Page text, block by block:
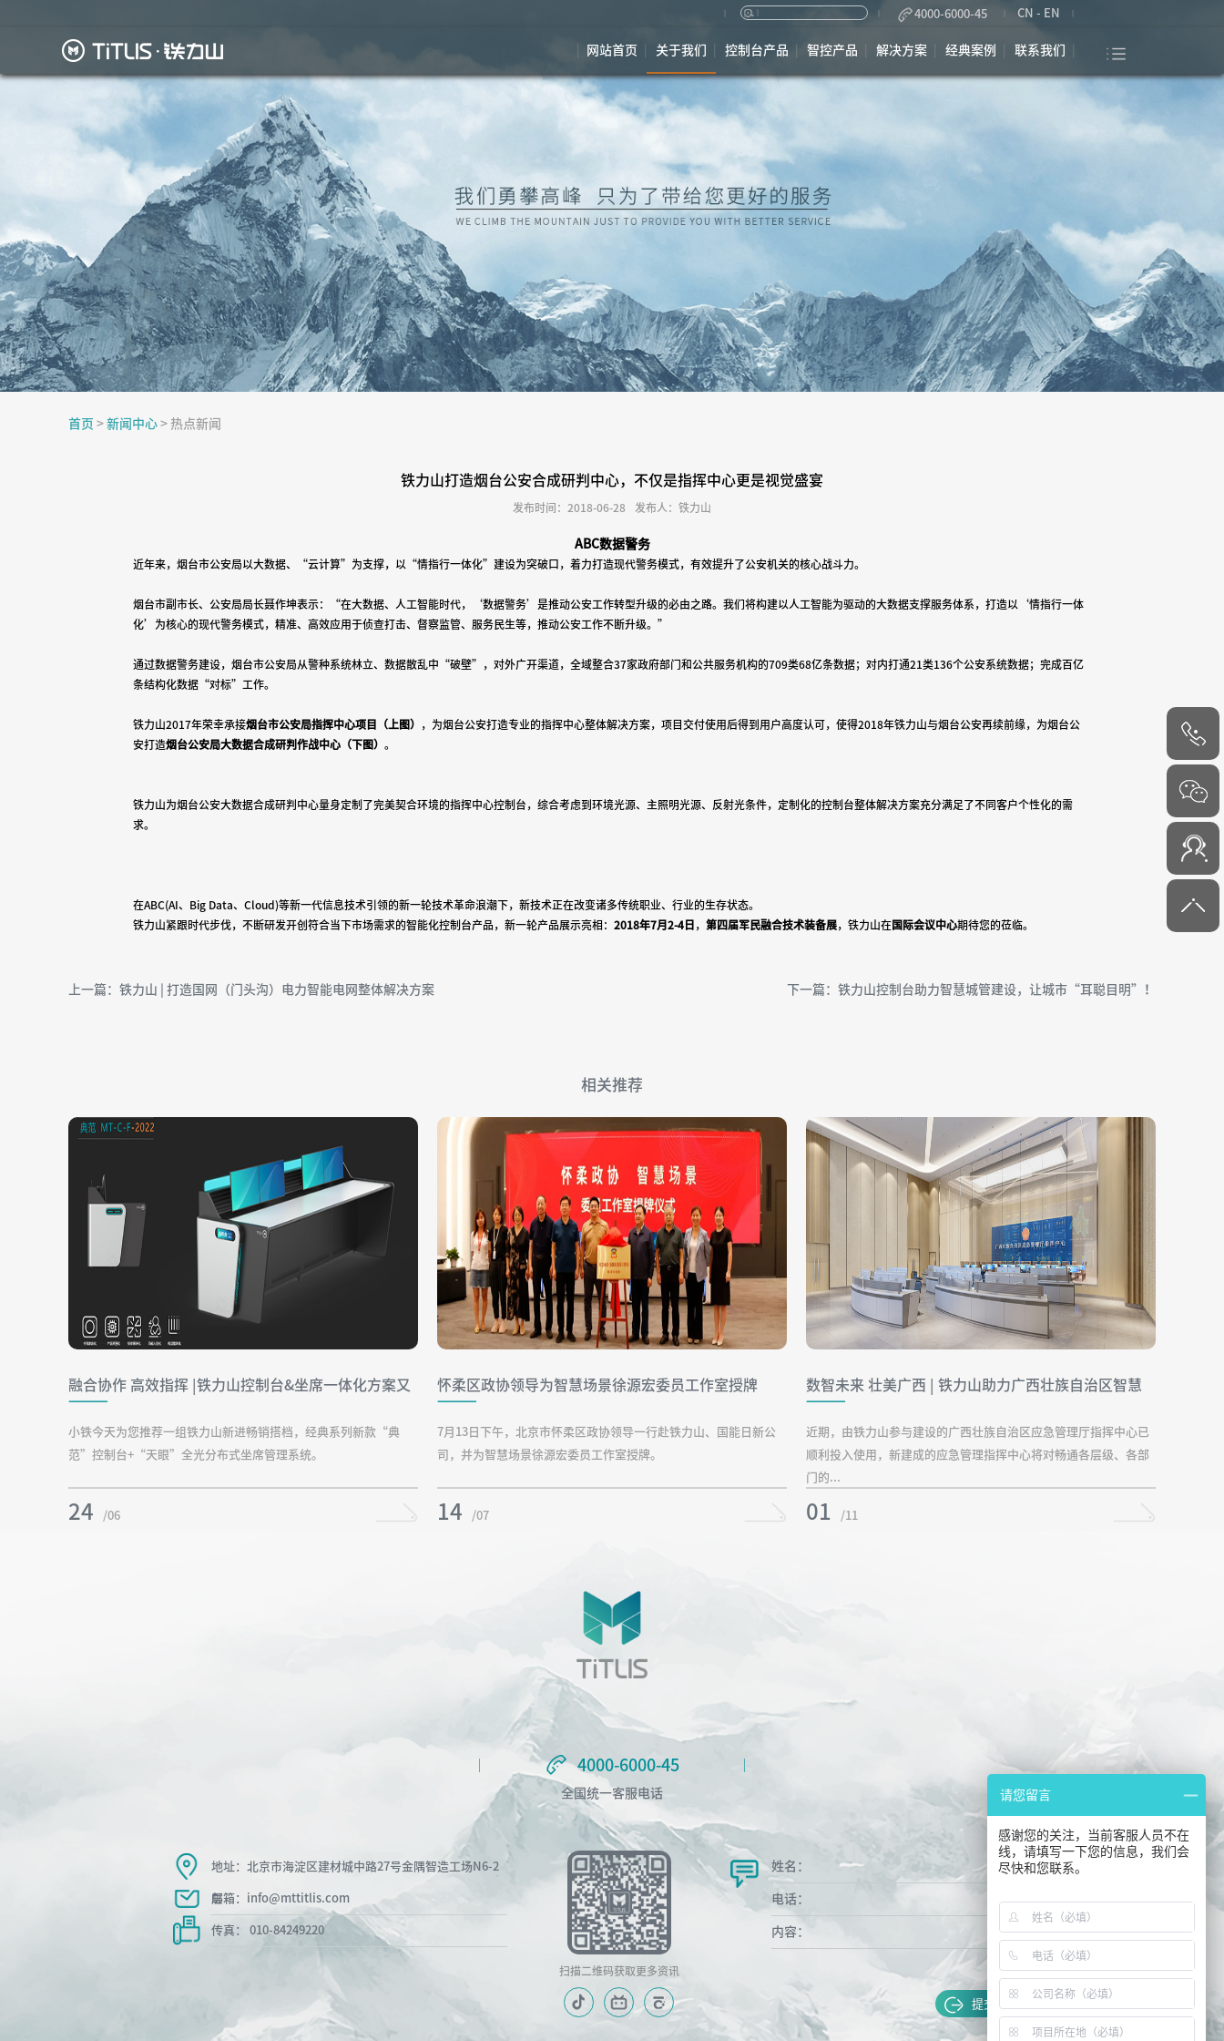
4000-6000-45 CN - EN
网站首页 关于我们 控制台产品 智控产品 解决方案 经典案例 联系我们
首页 > 新闻中心> 热点新闻
铁力山打造烟台公安合成研判中心，不仅是指挥中心更是视觉盛宴
发布时间：2018-06-28 发布人：铁力山
ABC数据警务
近年来，烟台市公安局以大数据、“云计算”为支撑，以“情指行一体化”建设为突破口，着力打造现代警务模式，有效提升了公安机关的核心战斗力。
烟台市副市长、公安局局长聂作坤表示： “在大数据、人工智能时代， ‘数据警务’是推动公安工作转型升级的必由之路。我们将构建以人工智能为驱动的大数据支撑服务体系，打造以 ‘情指行一体
化’ 为核心的现代警务模式，精准、高效应用于侦查打击、督察监管、服务民生等，推动公安工作不断升级。”
通过数据警务建设，烟台市公安局从警种系统林立、数据散乱中 “破壁” ，对外广开渠道，全域整合37家政府部门和公共服务机构的709类68亿条数据；对内打通21类136个公安系统数据；完成百亿
条结构化数据 “对标” 工作。
铁力山2017年荣幸承接烟台市公安局指挥中心项目（上图） ，为烟台公安打造专业的指挥中心整体解决方案，项目交付使用后得到用户高度认可，使得2018年铁力山与烟台公安再续前缘，为烟台公
安打造烟台公安局大数据合成研判作战中心（下图） 。
铁力山为烟台公安大数据合成研判中心量身定制了完美契合环境的指挥中心控制台，综合考虑到环境光源、主照明光源、反射光条件，定制化的控制台整体解决方案充分满足了不同客户个性化的需
求。
在ABC(AI、Big Data、Cloud)等新一代信息技术引领的新一轮技术革命浪潮下，新技术正在改变诸多传统职业、行业的生存状态。
铁力山紧跟时代步伐，不断研发开创符合当下市场需求的智能化控制台产品，新一轮产品展示亮相：2018年7月2-4 日 ，第四届军民融合技术装备展，铁力山在国际会议中心期待您的莅临。
上一篇：铁力山 | 打造国网（门头沟）电力智能电网整体解决方案 下一篇：铁力山控制台助力智慧城管建设，让城市“耳聪目明”！
相关推荐
​融合协作 高效指挥 |铁力山控制台&坐席一体化方案又
小铁今天为您推荐一组铁力山新进畅销搭档，经典系列新款“典
范”控制台+“天眼”全光分布式坐席管理系统。
24 /06
怀柔区政协领导为智慧场景徐源宏委员工作室授牌
7月13日下午，北京市怀柔区政协领导一行赴铁力山、国能日新公
司，并为智慧场景徐源宏委员工作室授牌。
14 /07
数智未来 壮美广西 | 铁力山助力广西壮族自治区智慧
近期，由铁力山参与建设的广西壮族自治区应急管理厅指挥中心已
顺利投入使用，新建成的应急管理指挥中心将对畅通各层级、各部
门的...
01 /11
4000-
6000-45
4000-6000-45
4000-6000-45
全国统一客服电话
地址：北京市海淀区建材城中路27号金隅智造工场N6-2
层
邮箱：info@mttitlis.com
传真： 010-84249220
姓名：
电话：
内容：
提交留言
扫描二维码获取更多资讯
请您留言
感谢您的关注，当前客服人员不在
线，请填写一下您的信息，我们会
尽快和您联系。